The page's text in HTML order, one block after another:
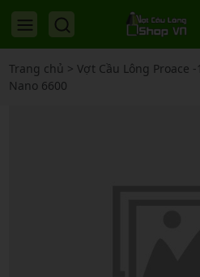
Trang chủ > Vợt Cầu Lông Proace -
Nano 6600